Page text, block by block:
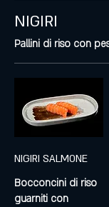
NIGIRI
Pallini di riso con
NIGIRI SALMONE
Bocconcini di riso
guarniti con